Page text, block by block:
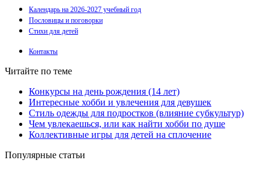
Календарь на 2026-2027 учебный год
Пословицы и поговорки
Стихи для детей
Контакты
Читайте по теме
Конкурсы на день рождения (14 лет)
Интересные хобби и увлечения для девушек
Стиль одежды для подростков (влияние субкультур)
Чем увлекаешься, или как найти хобби по душе
Коллективные игры для детей на сплочение
Популярные статьи